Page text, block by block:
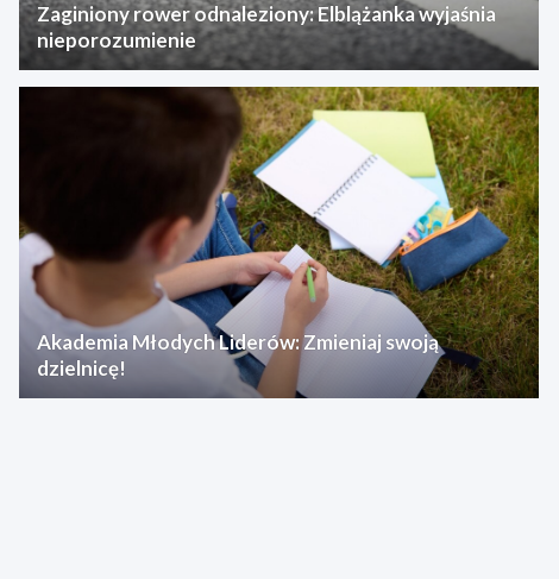
Zaginiony rower odnaleziony: Elblążanka wyjaśnia
nieporozumienie
Akademia Młodych Liderów: Zmieniaj swoją
dzielnicę!